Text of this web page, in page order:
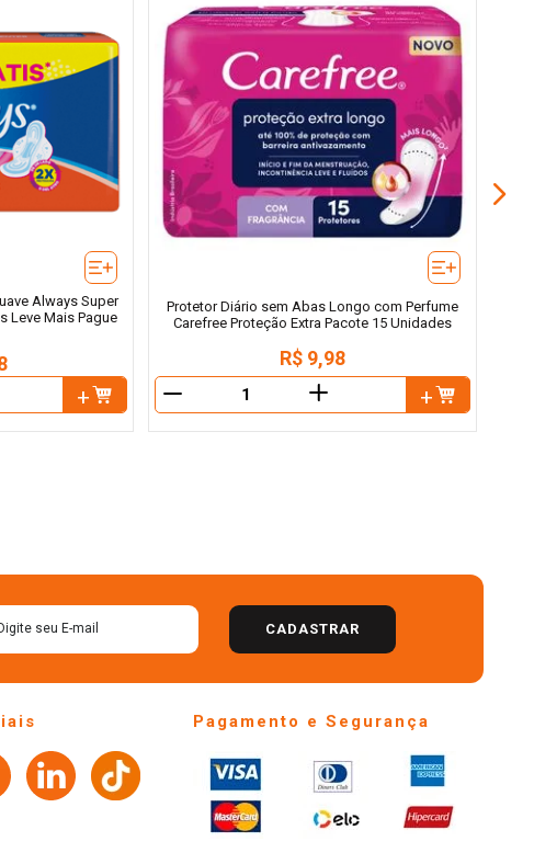
Always Super
Leve Mais Pague
Protetor Diário sem Abas Longo com Perfume
Carefree Proteção Extra Pacote 15 Unidades
R$ 9,98
＋
CADASTRAR
Pagamento e Segurança